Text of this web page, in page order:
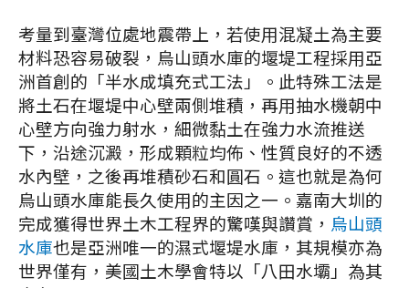
考量到臺灣位處地震帶上，若使用混凝土為主要
材料恐容易破裂，烏山頭水庫的堰堤工程採用亞
洲首創的「半水成填充式工法」。此特殊工法是
將土石在堰堤中心壁兩側堆積，再用抽水機朝中
心壁方向強力射水，細微黏土在強力水流推送
下，沿途沉澱，形成顆粒均佈、性質良好的不透
水內壁，之後再堆積砂石和圓石。這也就是為何
烏山頭水庫能長久使用的主因之一。嘉南大圳的
完成獲得世界土木工程界的驚嘆與讚賞， 烏山頭
水庫也是亞洲唯一的濕式堰堤水庫，其規模亦為
世界僅有，美國土木學會特以「八田水壩」為其